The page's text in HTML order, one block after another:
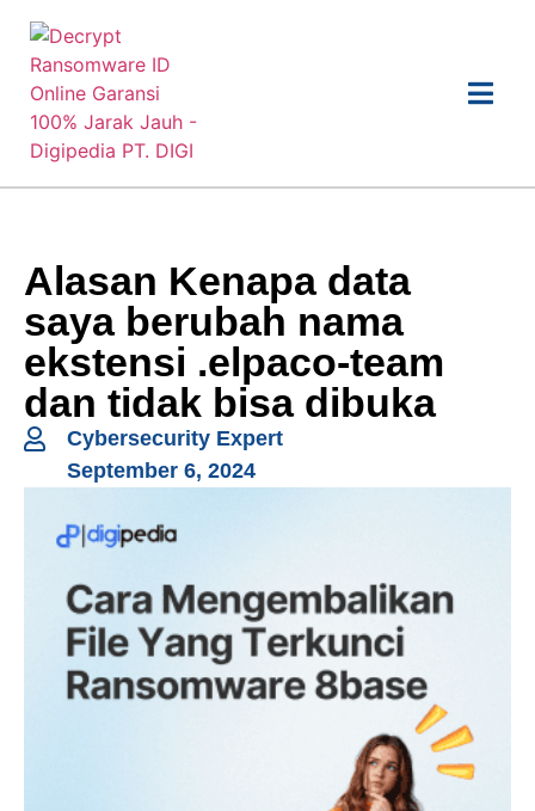
Alasan Kenapa data
saya berubah nama
ekstensi .elpaco-team
dan tidak bisa dibuka
Cybersecurity Expert
September 6, 2024